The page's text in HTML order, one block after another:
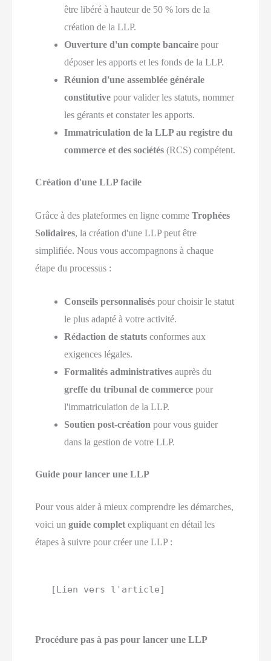
être libéré à hauteur de 50 % lors de la
création de la LLP.
Ouverture d'un compte bancaire pour
déposer les apports et les fonds de la LLP.
Réunion d'une assemblée générale
constitutive pour valider les statuts, nommer
les gérants et constater les apports.
Immatriculation de la LLP au registre du
commerce et des sociétés (RCS) compétent.
Création d'une LLP facile
Grâce à des plateformes en ligne commeTrophées
Solidaires, la création d'une LLP peut être
simplifiée. Nous vous accompagnons à chaque
étape du processus :
Conseils personnalisés pour choisir le statut
le plus adapté à votre activité.
Rédaction de statuts conformes aux
exigences légales.
Formalités administratives auprès du
greffe du tribunal de commerce pour
l'immatriculation de la LLP.
Soutien post-création pour vous guider
dans la gestion de votre LLP.
Guide pour lancer une LLP
Pour vous aider à mieux comprendre les démarches,
voici unguide complet expliquant en détail les
étapes à suivre pour créer une LLP :
[Lien vers l'article]
Procédure pas à pas pour lancer une LLP